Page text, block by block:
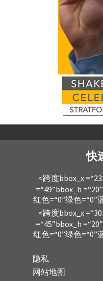
快
<跨度bbox_x
=“49”bbox_h
红色=“0”绿色=“0”
<跨度bbox_x
=“45”bbox_h
红色=“0”绿色=“0”
隐私
网站地图